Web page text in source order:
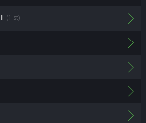
(1 st)